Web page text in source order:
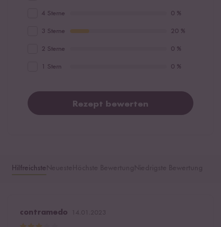
4 Sterne 0 %
3 Sterne 20 %
2 Sterne 0 %
1 Stern 0 %
Rezept bewerten
Hilfreichste
contramedo